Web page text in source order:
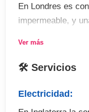
En Londres es
impermeable, y
zapatos cómodos
Ver más
🛠 Servicios
Electricidad: